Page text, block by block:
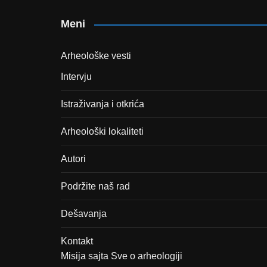
Meni
Arheološke vesti
Intervju
Istraživanja i otkrića
Arheološki lokaliteti
Autori
Podržite naš rad
Dešavanja
Kontakt
Misija sajta Sve o arheologiji